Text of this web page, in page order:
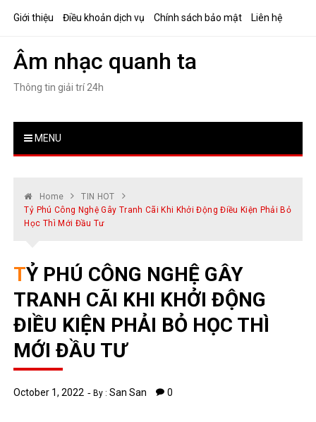
Giới thiệu Điều khoản dịch vụ Chính sách bảo mật Liên hệ
Âm nhạc quanh ta
Thông tin giải trí 24h
MENU
Home
TIN HOT
Tỷ Phú Công Nghệ Gây Tranh Cãi Khi Khởi Động Điều Kiện Phải Bỏ
Học Thì Mới Đầu Tư
TỶ PHÚ CÔNG NGHỆ GÂY
TRANH CÃI KHI KHỞI ĐỘNG
ĐIỀU KIỆN PHẢI BỎ HỌC THÌ
MỚI ĐẦU TƯ
October 1, 2022 By :San San 0